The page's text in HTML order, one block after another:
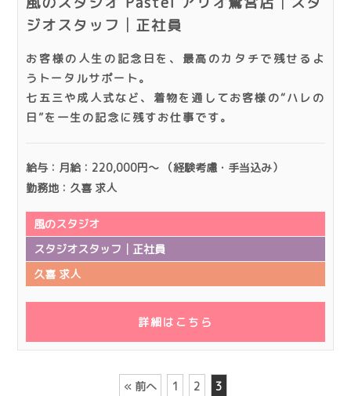
ジオスタッフ│正社員
お客様の人生の記念日を、最高のカタチで残せるよ
うトータルサポート。
七五三や成人式など、着物を通してお客様の“ハレの
日”を一生の記念に残すお仕事です。
給与：月給：220,000円～ （経験考慮・手当込み）
勤務地：久喜 求人
風のスタジオ
スタジオスタッフ│正社員
久喜 求人
詳細はこちら
« 前へ 1 2 3